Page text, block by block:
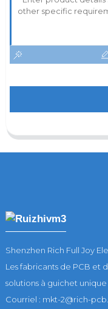
Shenzhen Rich Full Joy
Les fabricants de PCB et
solutions à guichet unique
Courriel : mkt-2@rich-